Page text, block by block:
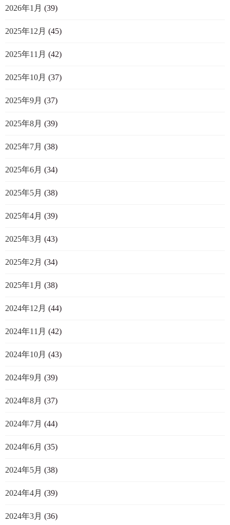
2026年1月 (39)
2025年12月 (45)
2025年11月 (42)
2025年10月 (37)
2025年9月 (37)
2025年8月 (39)
2025年7月 (38)
2025年6月 (34)
2025年5月 (38)
2025年4月 (39)
2025年3月 (43)
2025年2月 (34)
2025年1月 (38)
2024年12月 (44)
2024年11月 (42)
2024年10月 (43)
2024年9月 (39)
2024年8月 (37)
2024年7月 (44)
2024年6月 (35)
2024年5月 (38)
2024年4月 (39)
2024年3月 (36)